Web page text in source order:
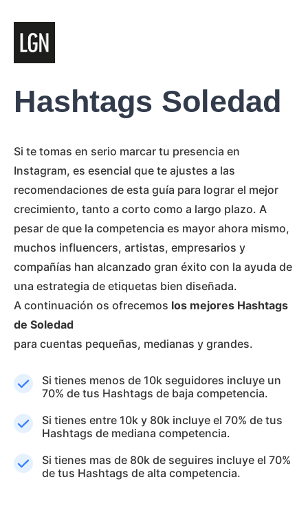
Hashtags Soledad
Si te tomas en serio marcar tu presencia en
Instagram, es esencial que te ajustes a las
recomendaciones de esta guía para lograr el mejor
crecimiento, tanto a corto como a largo plazo. A
pesar de que la competencia es mayor ahora mismo,
muchos influencers, artistas, empresarios y
compañías han alcanzado gran éxito con la ayuda de
una estrategia de etiquetas bien diseñada.
A continuación os ofrecemos los mejores Hashtags
de Soledad
para cuentas pequeñas, medianas y grandes.
Si tienes menos de 10k seguidores incluye un
70% de tus Hashtags de baja competencia.
Si tienes entre 10k y 80k incluye el 70% de tus
Hashtags de mediana competencia.
Si tienes mas de 80k de seguires incluye el 70%
de tus Hashtags de alta competencia.